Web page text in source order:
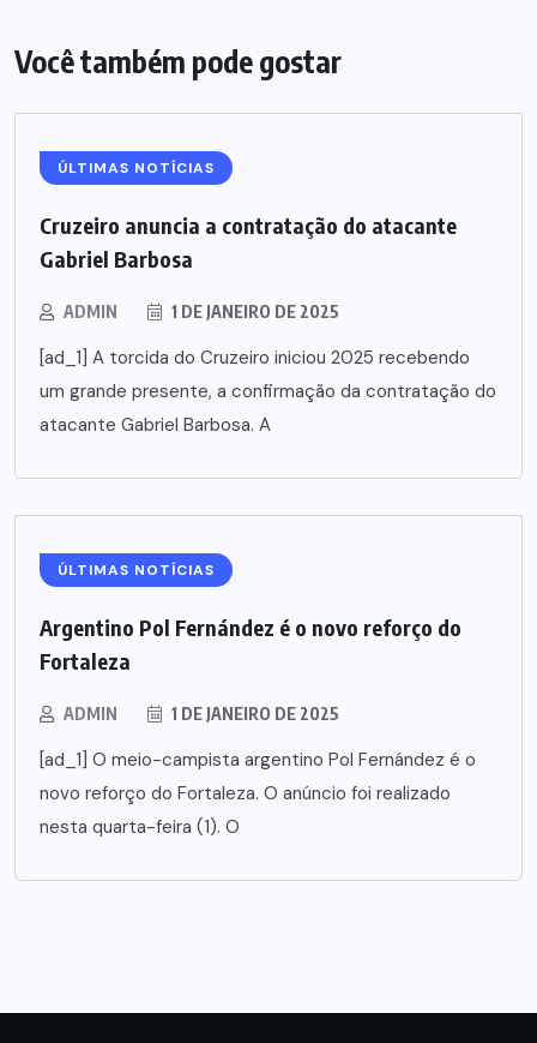
Você também pode gostar
ÚLTIMAS NOTÍCIAS
Cruzeiro anuncia a contratação do atacante
Gabriel Barbosa
ADMIN 1 DE JANEIRO DE 2025
[ad_1] A torcida do Cruzeiro iniciou 2025 recebendo
um grande presente, a confirmação da contratação do
atacante Gabriel Barbosa. A
ÚLTIMAS NOTÍCIAS
Argentino Pol Fernández é o novo reforço do
Fortaleza
ADMIN 1 DE JANEIRO DE 2025
[ad_1] O meio-campista argentino Pol Fernández é o
novo reforço do Fortaleza. O anúncio foi realizado
nesta quarta-feira (1). O